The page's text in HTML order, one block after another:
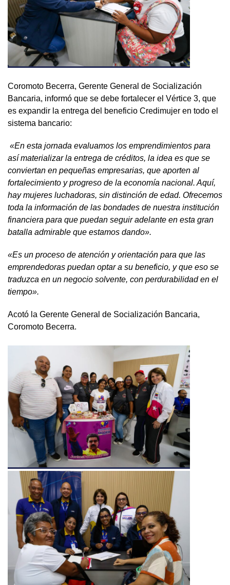
Coromoto Becerra, Gerente General de Socialización
Bancaria, informó que se debe fortalecer el Vértice 3, que
es expandir la entrega del beneficio Credimujer en todo el
sistema bancario:
«En esta jornada evaluamos los emprendimientos para
así materializar la entrega de créditos, la idea es que se
conviertan en pequeñas empresarias, que aporten al
fortalecimiento y progreso de la economía nacional. Aquí,
hay mujeres luchadoras, sin distinción de edad. Ofrecemos
toda la información de las bondades de nuestra institución
financiera para que puedan seguir adelante en esta gran
batalla admirable que estamos dando».
«Es un proceso de atención y orientación para que las
emprendedoras puedan optar a su beneficio, y que eso se
traduzca en un negocio solvente, con perdurabilidad en el
tiempo».
Acotó la Gerente General de Socialización Bancaria,
Coromoto Becerra.